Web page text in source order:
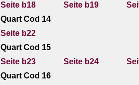
Seite b18
Seite b19
Quart Cod 14
Seite b22
Quart Cod 15
Seite b23
Seite b24
Quart Cod 16